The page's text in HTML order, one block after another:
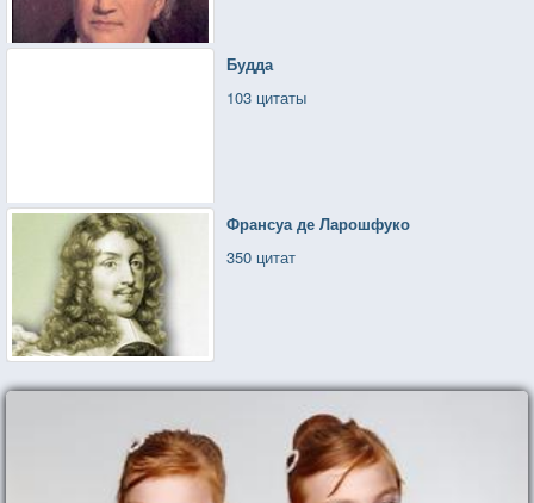
Будда
103 цитаты
Франсуа де Ларошфуко
350 цитат